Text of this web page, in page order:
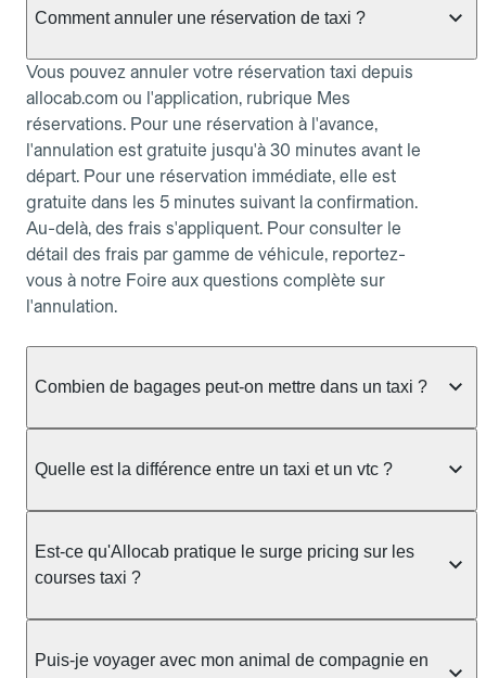
Comment annuler une réservation de taxi ?
Vous pouvez annuler votre réservation taxi depuis
allocab.com ou l'application, rubrique Mes
réservations. Pour une réservation à l'avance,
l'annulation est gratuite jusqu'à 30 minutes avant le
départ. Pour une réservation immédiate, elle est
gratuite dans les 5 minutes suivant la confirmation.
Au-delà, des frais s'appliquent. Pour consulter le
détail des frais par gamme de véhicule, reportez-
vous à notre Foire aux questions complète sur
l'annulation.
Combien de bagages peut-on mettre dans un taxi ?
taxi berline accueille en général jusqu'à 3 bagages
ou nombreux, précisez-le dans le champ "Message
au chauffeur" lors de la réservation. Le prix n'est
pas impacté par le nombre de bagages.
Quelle est la différence entre un taxi et un vtc ?
prendre en charge directement dans la rue, à une
station ou sur réservation, avec un tarif au
réservation et propose un prix fixe annoncé à
l'avance. Chez Allocab, réservez facilement votre
Est-ce qu'Allocab pratique le surge pricing sur les
courses taxi ?
réglementation préfectorale et suit un barème
Puis-je voyager avec mon animal de compagnie en